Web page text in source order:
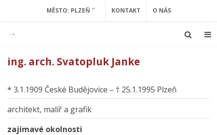
MĚSTO: PLZEŇ KONTAKT O NÁS
ing. arch. Svatopluk Janke
* 3.1.1909 České Budějovice – † 25.1.1995 Plzeň
architekt, malíř a grafik
zajímavé okolnosti